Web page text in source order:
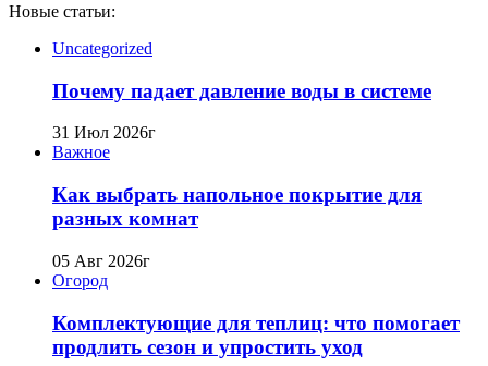
Новые статьи:
Uncategorized
Почему падает давление воды в системе
31 Июл 2026г
Важное
Как выбрать напольное покрытие для
разных комнат
05 Авг 2026г
Огород
Комплектующие для теплиц: что помогает
продлить сезон и упростить уход